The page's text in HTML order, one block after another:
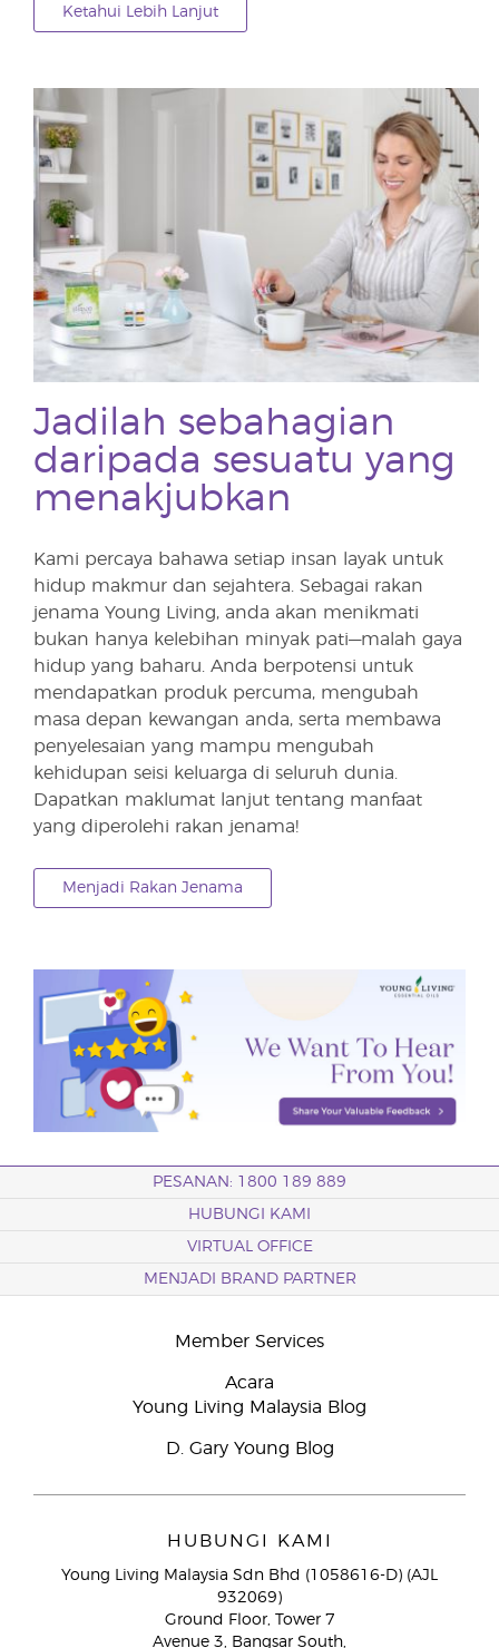
Ketahui Lebih Lanjut
Jadilah sebahagian
daripada sesuatu yang
menakjubkan
Kami percaya bahawa setiap insan layak untuk
hidup makmur dan sejahtera. Sebagai rakan
jenama Young Living, anda akan menikmati
bukan hanya kelebihan minyak pati—malah gaya
hidup yang baharu. Anda berpotensi untuk
mendapatkan produk percuma, mengubah
masa depan kewangan anda, serta membawa
penyelesaian yang mampu mengubah
kehidupan seisi keluarga di seluruh dunia.
Dapatkan maklumat lanjut tentang manfaat
yang diperolehi rakan jenama!
Menjadi Rakan Jenama
PESANAN: 1800 189 889
HUBUNGI KAMI
VIRTUAL OFFICE
MENJADI BRAND PARTNER
Member Services
Acara
Young Living Malaysia Blog
D. Gary Young Blog
HUBUNGI KAMI
Young Living Malaysia Sdn Bhd (1058616-D) (AJL
932069)
Ground Floor, Tower 7
Avenue 3, Bangsar South,